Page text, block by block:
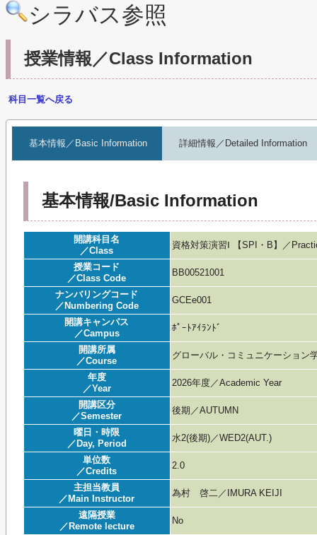
シラバス参照
授業情報／Class Information
科目一覧へ戻る
基本情報／Basic Information 詳細情報／Detailed Information
基本情報/Basic Information
開講科目名
／Class
資格対策演習Ⅰ 【SPI・B】／
授業コード
／Class Code
BB00521001
ナンバリングコード
／Numbering Code
GCEe001
開講キャンパス
／Campus
ﾎﾟｰﾄｱｲﾗﾝﾄﾞ
開講所属
／Course
グローバル・コミュニケーション
年度
／Year
2026年度／Academic Year
開講区分
／Semester
後期／AUTUMN
曜日・時限
／Day, Period
水2(後期)／WED2(AUT.)
単位数
／Credits
2.0
主担当教員
／Main Instructor
為村 啓二／IMURA KEIJI
遠隔授業
／Remote lecture
No